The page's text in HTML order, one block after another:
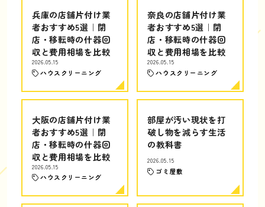
兵庫の店舗片付け業
者おすすめ5選｜閉
店・移転時の什器回
収と費用相場を比較
2026.05.15
ハウスクリーニング
奈良の店舗片付け業
者おすすめ5選｜閉
店・移転時の什器回
収と費用相場を比較
2026.05.15
ハウスクリーニング
大阪の店舗片付け業
者おすすめ5選｜閉
店・移転時の什器回
収と費用相場を比較
2026.05.15
ハウスクリーニング
部屋が汚い現状を打
破し物を減らす生活
の教科書
2026.05.15
ゴミ屋敷